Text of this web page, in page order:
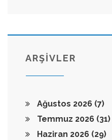
ARŞİVLER
Ağustos 2026 (7)
Temmuz 2026 (31)
Haziran 2026 (29)